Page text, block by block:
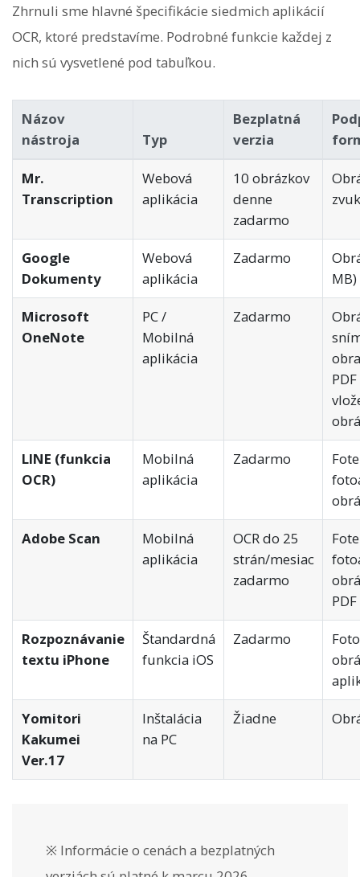
Zhrnuli sme hlavné špecifikácie siedmich aplikácií
OCR, ktoré predstavíme. Podrobné funkcie každej z
nich sú vysvetlené pod tabuľkou.
Názov
nástroja
Typ
Bezplatná
verzia
Mr.
Transcription
Webová
aplikácia
10 obrázkov
denne
zadarmo
Google
Dokumenty
Webová
aplikácia
Zadarmo
MB)
Microsoft
OneNote
PC /
Mobilná
aplikácia
Zadarmo
LINE (funkcia
OCR)
Mobilná
aplikácia
Zadarmo
Adobe Scan
Mobilná
aplikácia
OCR do 25
strán/mesiac
zadarmo
PDF
Rozpoznávanie
textu iPhone
Štandardná
funkcia iOS
Zadarmo
Yomitori
Kakumei
Ver.17
Inštalácia
na PC
Žiadne
※ Informácie o cenách a bezplatných